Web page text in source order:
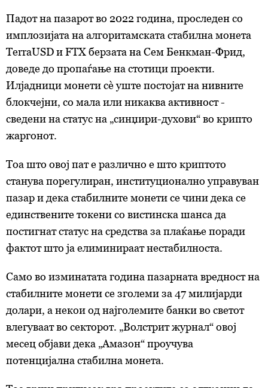
Падот на пазарот во 2022 година, проследен со
имплозијата на алгоритамската стабилна монета
TerraUSD и FTX берзата на Сем Бенкман-Фрид,
доведе до пропаѓање на стотици проекти.
Илјадници монети сè уште постојат на нивните
блокчејни, со мала или никаква активност -
сведени на статус на „синџири-духови“ во крипто
жаргонот.
Тоа што овој пат е различно е што криптото
станува порегулиран, институционално управуван
пазар и дека стабилните монети се чини дека се
единствените токени со вистинска шанса да
постигнат статус на средства за плаќање поради
фактот што ја елиминираат нестабилноста.
Само во изминатата година пазарната вредност на
стабилните монети се зголеми за 47 милијарди
долари, а некои од најголемите банки во светот
влегуваат во секторот. „Волстрит журнал“ овој
месец објави дека „Амазон“ проучува
потенцијална стабилна монета.